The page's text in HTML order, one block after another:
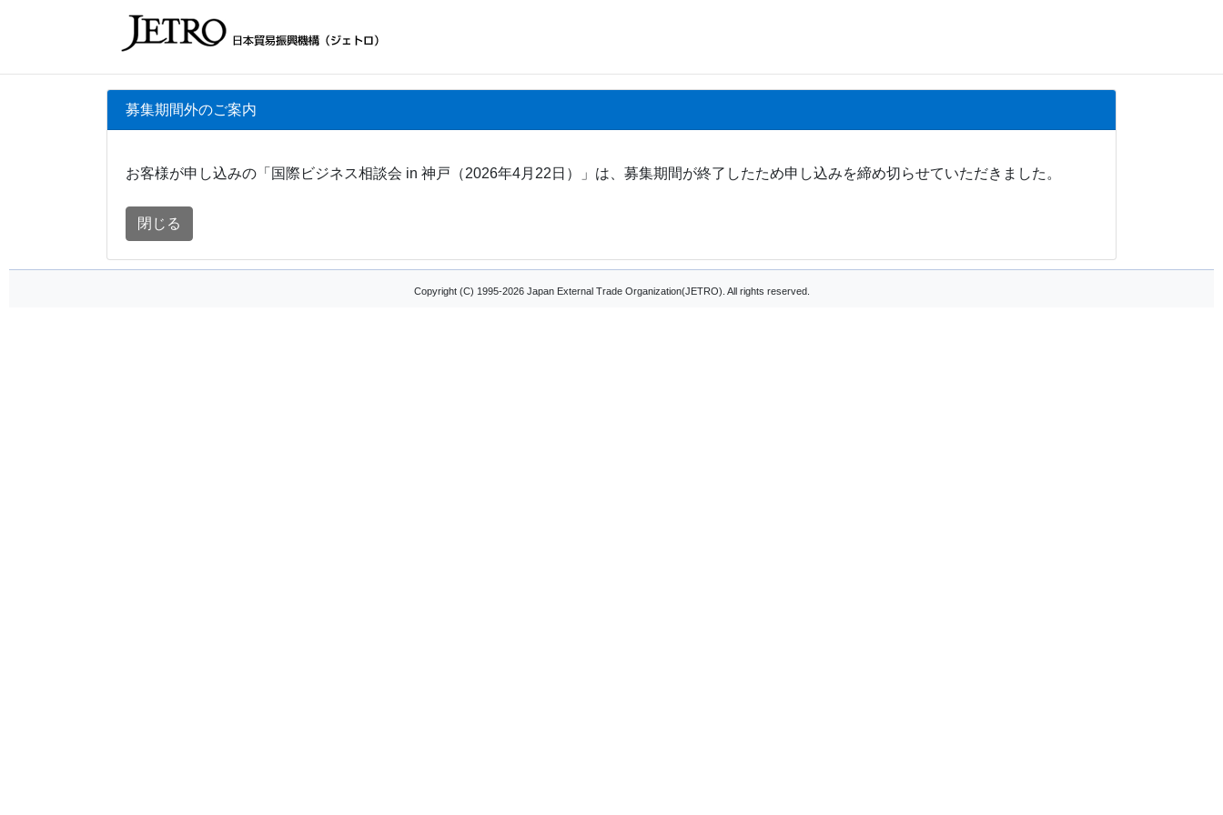
募集期間外のご案内
お客様が申し込みの「国際ビジネス相談会 in 神戸（2026年4月22日）」は、募集期間が終了したため申し込みを締め切らせていただきました。
閉じる
Copyright (C) 1995-2026 Japan External Trade Organization(JETRO). All rights reserved.